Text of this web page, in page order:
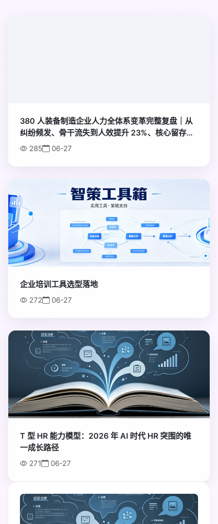
380 人装备制造企业人力全体系变革完整复盘｜从
纠纷频发、骨干流失到人效提升 23%、核心留存率
96% 落地全案例
285 06-27
企业培训工具选型落地
272 06-27
T 型 HR 能力模型：2026 年 AI 时代 HR 突围的唯
一成长路径
271 06-27